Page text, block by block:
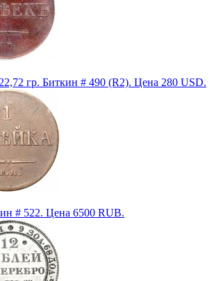
гр. Биткин # 490 (R2). Цена 280 USD.
# 522. Цена 6500 RUB.